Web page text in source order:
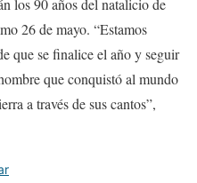
los 90 años del natalicio de
26 de mayo. “Estamos
que se finalice el año y seguir
que conquistó al mundo
a través de sus cantos”,